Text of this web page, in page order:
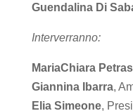
Guendalina Di
Interverranno:
MariaChiara
Giannina Ibarra,
Elia Simeone,